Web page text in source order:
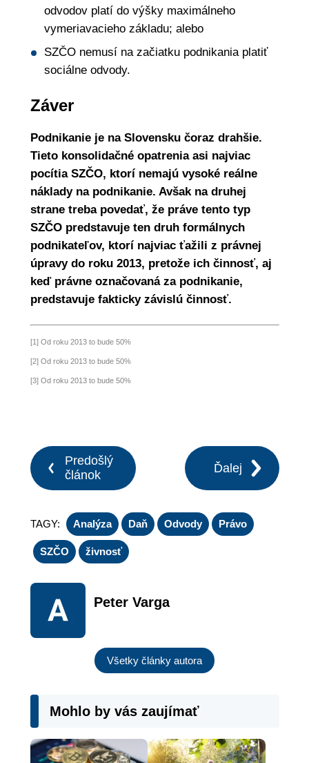
odvodov platí do výšky maximálneho
vymeriavacieho základu; alebo
SZČO nemusí na začiatku podnikania platiť
sociálne odvody.
Záver
Podnikanie je na Slovensku čoraz drahšie.
Tieto konsolidačné opatrenia asi najviac
pocítia SZČO, ktorí nemajú vysoké reálne
náklady na podnikanie. Avšak na druhej
strane treba povedať, že práve tento typ
SZČO predstavuje ten druh formálnych
podnikateľov, ktorí najviac ťažili z právnej
úpravy do roku 2013, pretože ich činnosť, aj
keď právne označovaná za podnikanie,
predstavuje fakticky závislú činnosť.
[1]Od roku 2013 to bude 50%
[2]Od roku 2013 to bude 50%
[3]Od roku 2013 to bude 50%
Predošlý
článok
Ďalej
TAGY: Analýza Daň Odvody Právo
SZČO živnosť
Peter Varga
Všetky články autora
Mohlo by vás zaujímať